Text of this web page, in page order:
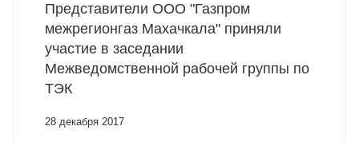
Представители ООО "Газпром
межрегионгаз Махачкала" приняли
участие в заседании
Межведомственной рабочей группы по
ТЭК
28 декабря 2017